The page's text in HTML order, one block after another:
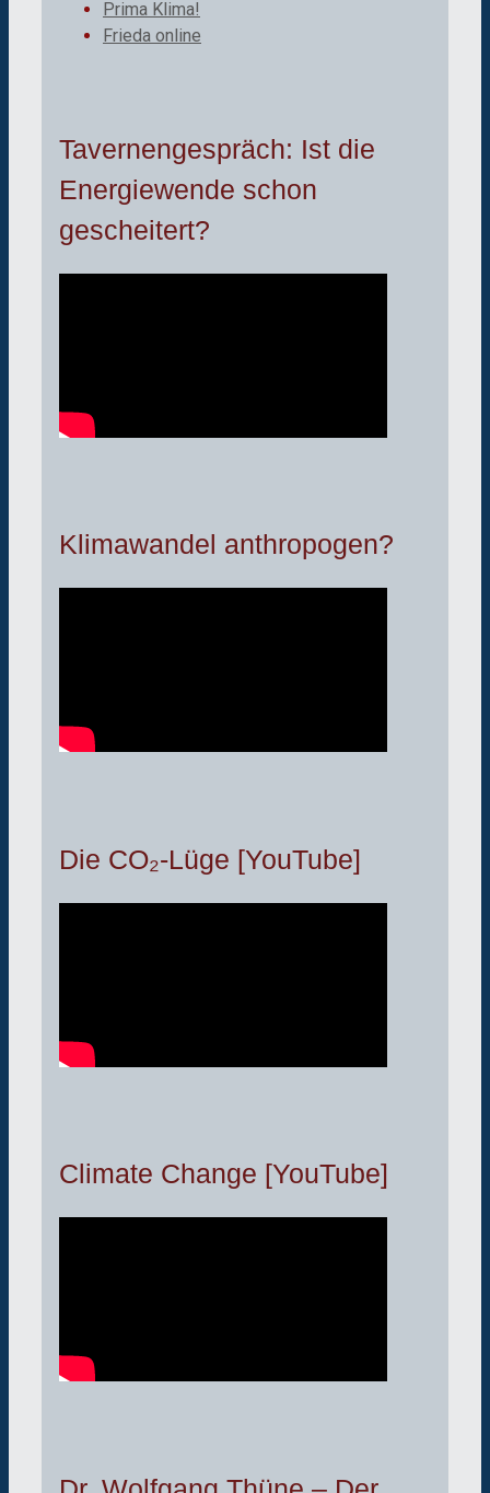
Prima Klima!
Frieda online
Tavernengespräch: Ist die
Energiewende schon
gescheitert?
Klimawandel anthropogen?
Die CO₂-Lüge [YouTube]
Climate Change [YouTube]